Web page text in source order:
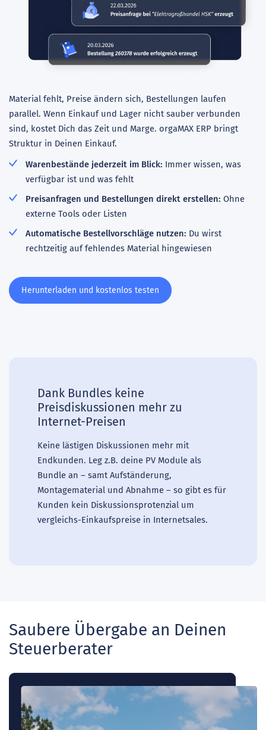
Material fehlt, Preise ändern sich, Bestellungen laufen
parallel. Wenn Einkauf und Lager nicht sauber verbunden
sind, kostet Dich das Zeit und Marge. orgaMAX ERP bringt
Struktur in Deinen Einkauf.
Warenbestände jederzeit im Blick: Immer wissen, was
verfügbar ist und was fehlt
Preisanfragen und Bestellungen direkt erstellen: Ohne
externe Tools oder Listen
Automatische Bestellvorschläge nutzen: Du wirst
rechtzeitig auf fehlendes Material hingewiesen
Herunterladen und kostenlos testen
Dank Bundles keine
Preisdiskussionen mehr zu
Internet-Preisen
Keine lästigen Diskussionen mehr mit
Endkunden. Leg z.B. deine PV Module als
Bundle an – samt Aufständerung,
Montagematerial und Abnahme – so gibt es für
Kunden kein Diskussionsprotenzial um
vergleichs-Einkaufspreise in Internetsales.
Saubere Übergabe an Deinen
Steuerberater